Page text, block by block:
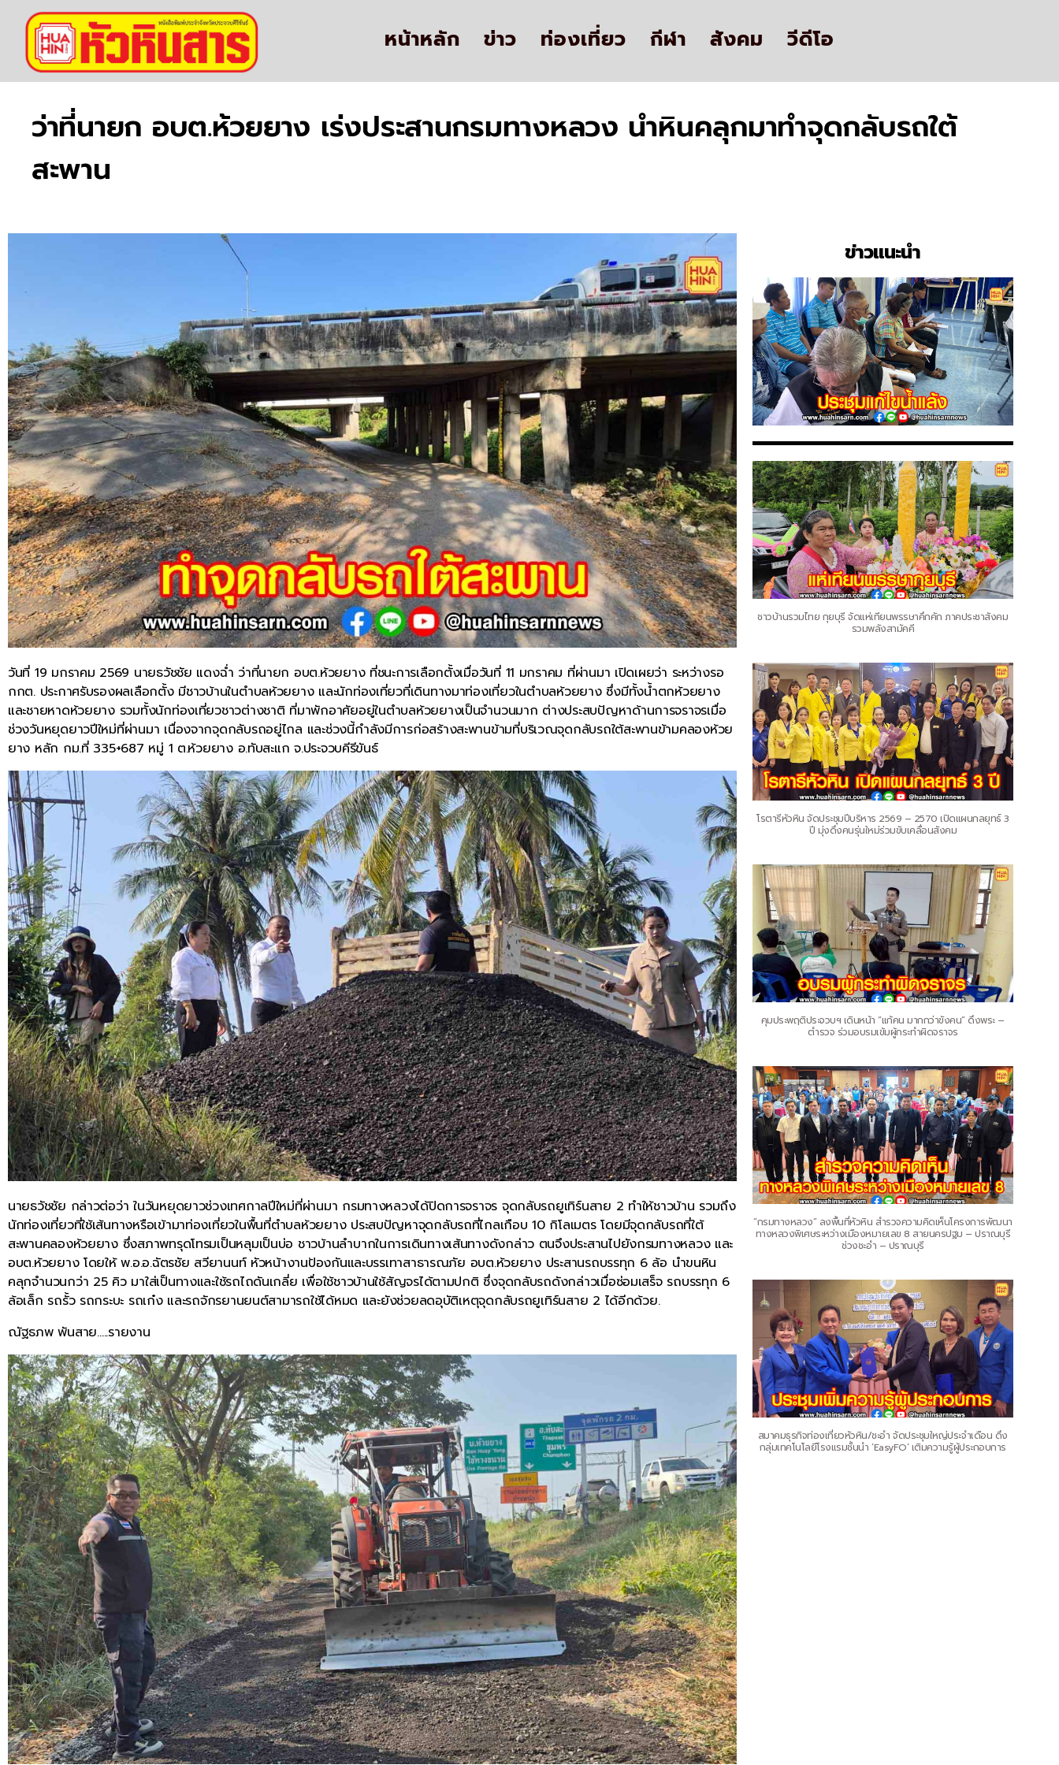
หน้าหลัก ข่าว ท่องเที่ยว กีฬา สังคม วีดีโอ
ว่าที่นายก อบต.ห้วยยาง เร่งประสานกรมทางหลวง นำหินคลุกมาทำจุดกลับรถใต้
สะพาน
วันที่ 19 มกราคม 2569 นายธวัชชัย แดงฉ่ำ ว่าที่นายก อบต.ห้วยยาง ที่ชนะการเลือกตั้งเมื่อวันที่ 11 มกราคม ที่ผ่านมา เปิดเผยว่า ระหว่างรอ
กกต. ประกาศรับรองผลเลือกตั้ง มีชาวบ้านในตำบลห้วยยาง และนักท่องเที่ยวที่เดินทางมาท่องเที่ยวในตำบลห้วยยาง ซึ่งมีทั้งน้ำตกห้วยยาง
และชายหาดห้วยยาง รวมทั้งนักท่องเที่ยวชาวต่างชาติ ที่มาพักอาศัยอยู่ในตำบลห้วยยางเป็นจำนวนมาก ต่างประสบปัญหาด้านการจราจรเมื่อ
ช่วงวันหยุดยาวปีใหม่ที่ผ่านมา เนื่องจากจุดกลับรถอยู่ไกล และช่วงนี้กำลังมีการก่อสร้างสะพานข้ามที่บริเวณจุดกลับรถใต้สะพานข้ามคลองห้วย
ยาง หลัก กม.ที่ 335+687 หมู่ 1 ต.ห้วยยาง อ.ทับสะแก จ.ประจวบคีรีขันธ์
นายธวัชชัย กล่าวต่อว่า ในวันหยุดยาวช่วงเทศกาลปีใหม่ที่ผ่านมา กรมทางหลวงได้ปิดการจราจร จุดกลับรถยูเทิร์นสาย 2 ทำให้ชาวบ้าน รวมถึง
นักท่องเที่ยวที่ใช้เส้นทางหรือเข้ามาท่องเที่ยวในพื้นที่ตำบลห้วยยาง ประสบปัญหาจุดกลับรถที่ไกลเกือบ 10 กิโลเมตร โดยมีจุดกลับรถที่ใต้
สะพานคลองห้วยยาง ซึ่งสภาพทรุดโทรมเป็นหลุมเป็นบ่อ ชาวบ้านลำบากในการเดินทางเส้นทางดังกล่าว ตนจึงประสานไปยังกรมทางหลวง และ
อบต.ห้วยยาง โดยให้ พ.อ.อ.ฉัตรชัย สวียานนท์ หัวหน้างานป้องกันและบรรเทาสาธารณภัย อบต.ห้วยยาง ประสานรถบรรทุก 6 ล้อ นำขนหิน
คลุกจำนวนกว่า 25 คิว มาใส่เป็นทางและใช้รถไถดันเกลี่ย เพื่อใช้ชาวบ้านใช้สัญจรได้ตามปกติ ซึ่งจุดกลับรถดังกล่าวเมื่อซ่อมเสร็จ รถบรรทุก 6
ล้อเล็ก รถรั้ว รถกระบะ รถเก๋ง และรถจักรยานยนต์สามารถใช้ได้หมด และยังช่วยลดอุบัติเหตุจุดกลับรถยูเทิร์นสาย 2 ได้อีกด้วย.
ณัฐธภพ พันสาย…..รายงาน
ข่าวแนะนำ
ชาวบ้านรวมไทย กุยบุรี จัดแห่เทียนพรรษาคึกคัก ภาคประชาสังคม
รวมพลังสามัคคี
โรตารีหัวหิน จัดประชุมปีบริหาร 2569 – 2570 เปิดแผนกลยุทธ์ 3
ปี มุ่งดึงคนรุ่นใหม่ร่วมขับเคลื่อนสังคม
คุมประพฤติประจวบฯ เดินหน้า “แก้คน มากกว่าขังคน” ดึงพระ –
ตำรวจ ร่วมอบรมเข้มผู้กระทำผิดจราจร
“กรมทางหลวง” ลงพื้นที่หัวหิน สำรวจความคิดเห็นโครงการพัฒนา
ทางหลวงพิเศษระหว่างเมืองหมายเลข 8 สายนครปฐม – ปราณบุรี
ช่วงชะอำ – ปราณบุรี
สมาคมธุรกิจท่องเที่ยวหัวหิน/ชะอำ จัดประชุมใหญ่ประจำเดือน ดึง
กลุ่มเทคโนโลยีโรงแรมชั้นนำ ‘EasyFO’ เติมความรู้ผู้ประกอบการ